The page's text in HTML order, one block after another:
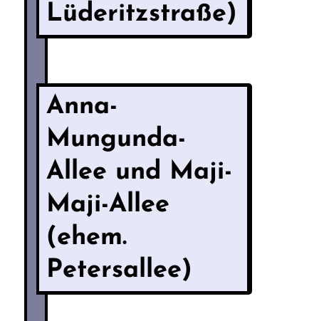
Lüderitzstraße)
Anna-
Mungunda-
Allee und Maji-
Maji-Allee
(ehem.
Petersallee)